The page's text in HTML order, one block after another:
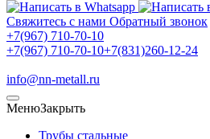
Свяжитесь с нами Обратный звонок
+7(967) 710-70-10
+7(967) 710-70-10+7(831)260-12-24
info@nn-metall.ru
МенюЗакрыть
Трубы стальные